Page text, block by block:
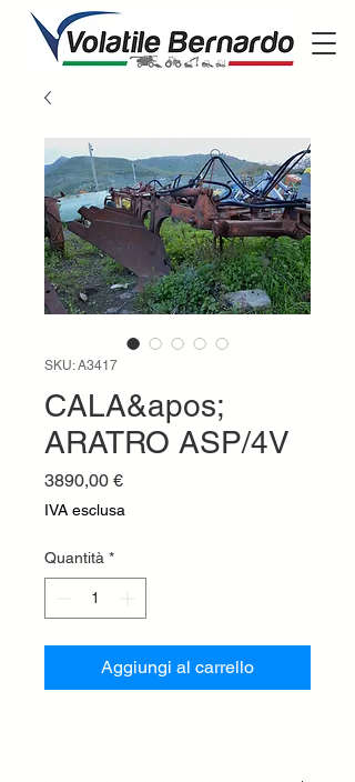
SKU: A3417
CALA&apos;
ARATRO ASP/4V
3890,00 €Prezzo
IVA esclusa
Quantità *
Aggiungi al carrello